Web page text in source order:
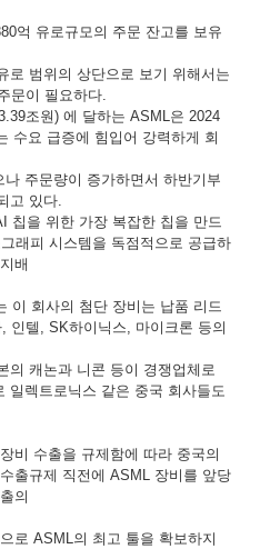
억 유로규모의 주문 잔고를 보유
로 범위의 상단으로 보기 위해서는
문이 필요하다.
조원) 에 달하는 ASML은 2024
수요 급증에 힘입어 강력하게 회
주문량이 증가하면서 하반기부
고 있다.
칩을 위한 가장 복잡한 칩을 만드
래피 시스템을 독점적으로 공급하
배
이 회사의 첨단 장비는 납품 리드
인텔, SK하이닉스, 마이크론 등의
의 캐논과 니콘 등이 경쟁업체로
일렉트로닉스 같은 중국 회사들도
비 수출을 규제함에 따라 중국의
출규제 직전에 ASML 장비를 앞당
의
로 ASML의 최고 툴을 확보하지